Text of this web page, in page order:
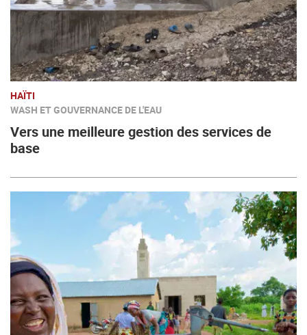
HAÏTI
WASH ET GOUVERNANCE DE L'EAU
Vers une meilleure gestion des services de
base